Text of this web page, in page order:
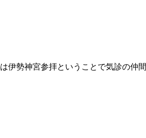
伊勢神宮参拝ということで気診の仲